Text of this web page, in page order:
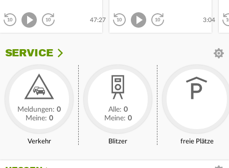
47:27 3:04
zurückAbspielen zurück
SERVICE
Meldungen:0
Meine: 0
Verkehr
Alle: 0
Meine: 0
Blitzer freie Plätze